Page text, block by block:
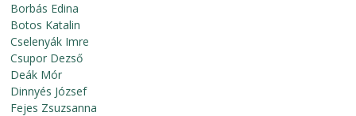
Borbás Edina
Botos Katalin
Cselenyák Imre
Csupor Dezső
Deák Mór
Dinnyés József
Fejes Zsuzsanna